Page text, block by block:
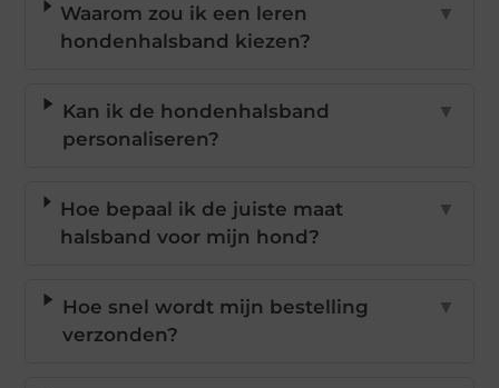
Waarom zou ik een leren
hondenhalsband kiezen?
▼
Kan ik de hondenhalsband
personaliseren?
▼
Hoe bepaal ik de juiste maat
halsband voor mijn hond?
▼
Hoe snel wordt mijn bestelling
verzonden?
▼